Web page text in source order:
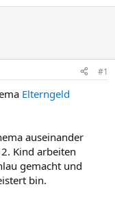
#1
Elterngeld
auseinander
Kind arbeiten
gemacht und
bin.